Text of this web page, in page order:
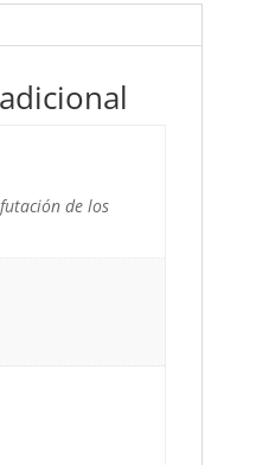
de los